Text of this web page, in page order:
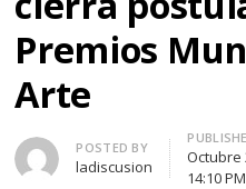
Premios
Arte
Author
POSTED BY
ladiscusion
Octubre
14:10 PM